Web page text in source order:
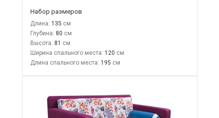
Набор размеров
Длина: 135
Глубина: 80
Высота: 81
Ширина спального места: 120
Длина спального места: 195